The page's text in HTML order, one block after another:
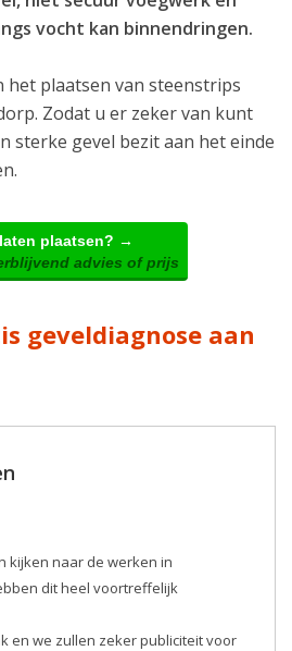
vocht kan binnendringen.
het plaatsen van steenstrips
Zodat u er zeker van kunt
sterke gevel bezit aan het einde
plaatsen? →
advies of prijs
geveldiagnose aan
kijken naar de werken in
dit heel voortreffelijk
en we zullen zeker publiciteit voor